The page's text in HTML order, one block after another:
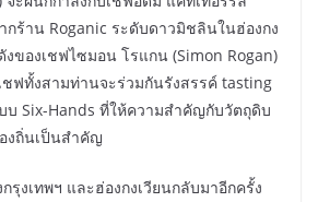
กร้าน Roganic ระดับดาวมิชลินในฮ่องกง
ของเชฟไซมอน โรแกน (Simon Rogan)
ฟทั้งสามท่านจะร่วมกันรังสรรค์ tasting
บ Six-Hands ที่ให้ความสำคัญกับวัตถุดิบ
งถิ่นเป็นสำคัญ
รุงเทพฯ และฮ่องกงเวียนกลับมาอีกครั้ง